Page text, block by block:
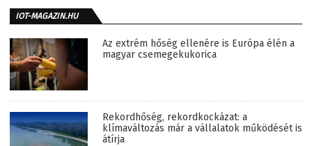
IOT-MAGAZIN.HU
Az extrém hőség ellenére is Európa élén a
magyar csemegekukorica
Rekordhőség, rekordkockázat: a
klímaváltozás már a vállalatok működését is
átírja